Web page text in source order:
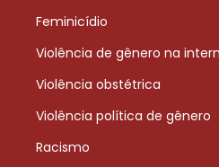
Feminicídio
Violência de gênero na
Violência obstétrica
Violência política de gênero
Racismo